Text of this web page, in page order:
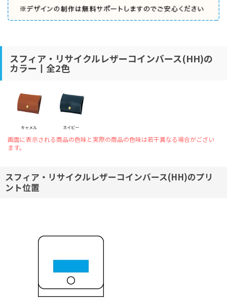
スフィア・リサイクルレザーコインバース(HH)の
カラー丨全2色
キャメル ネイビー
画面に表示される商品の色味と実際の商品の色味は若干異なる場合がござい
ます。
スフィア・リサイクルレザーコインバース(HH)のプリ
ント位置